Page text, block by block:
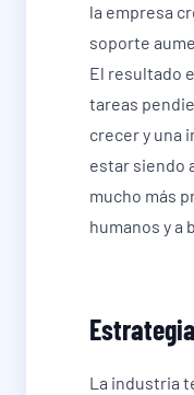
la empresa
soporte
El resultado
tareas
crecer y una
estar siendo
mucho más
humanos y a
La industria